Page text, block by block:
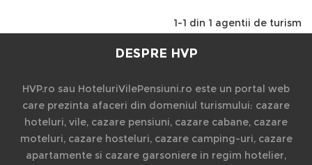
1-1 din 1 agentii de turism
DESPRE HVP
HVP.ro sau HoteluriVilePensiuni.ro este un portal web
care prezinta afaceri din domeniul turismului: cazare
hoteluri, vile, cazare pensiuni, cazare cabane, cazare
moteluri, cazare hosteluri, cazare camping-uri, cazare
apartamente si cazare garsoniere in regim hotelier,